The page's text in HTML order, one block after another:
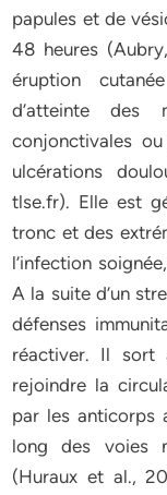
papules et de
48 heures
éruption
d’atteinte des
conjonctivales
ulcérations
tlse.fr). Elle est
tronc et des
l’infection
A la suite d’un
défenses
réactiver. Il sort
rejoindre la
par les anticorps
long des voies
(Huraux et al.,